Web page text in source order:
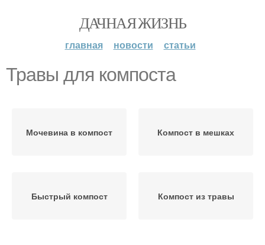
ДАЧНАЯ ЖИЗНЬ
главная новости статьи
Травы для компоста
Мочевина в компост Компост в мешках
Быстрый компост Компост из травы